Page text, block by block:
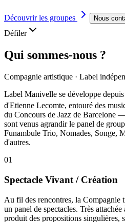
Découvrir les groupes Nous
Défiler
Qui sommes-nous ?
Compagnie artistique · Label
Label Manivelle se développe
d'Etienne Lecomte, entouré des
du Concours de Jazz de Barcelone
sont venus agrandir le panel de
Funambule Trio, Nomades, Songe,
d'autres.
01
Spectacle Vivant / Création
Au fil des rencontres, la Compagnie
un panel de spectacles. Très
produit des propositions singulières,